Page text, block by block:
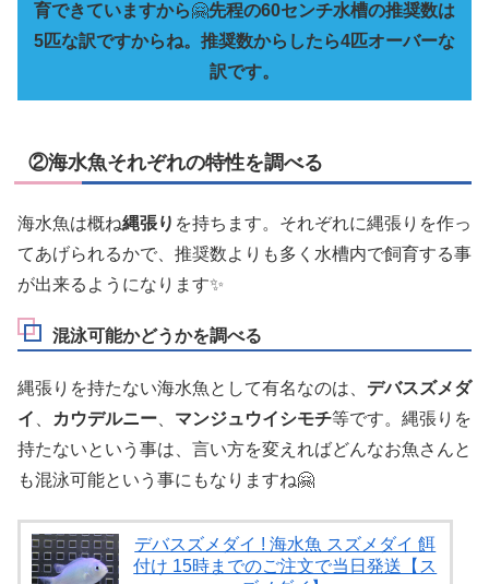
育できていますから🤗先程の60センチ水槽の推奨数は
5匹な訳ですからね。推奨数からしたら4匹オーバーな
訳です。
②海水魚それぞれの特性を調べる
海水魚は概ね縄張り を持ちます。それぞれに縄張りを作っ
てあげられるかで、推奨数よりも多く水槽内で飼育する事
が出来るようになります✨
混泳可能かどうかを調べる
縄張りを持たない海水魚として有名なのは、 デバスズメダ
イ
カウデルニー マンジュウイシモチ等です。縄張りを
持たないという事は、言い方を変えればどんなお魚さんと
も混泳可能という事にもなりますね🤗
デバスズメダイ ! 海水魚 スズメダイ 餌
付け 15時までのご注文で当日発送【ス